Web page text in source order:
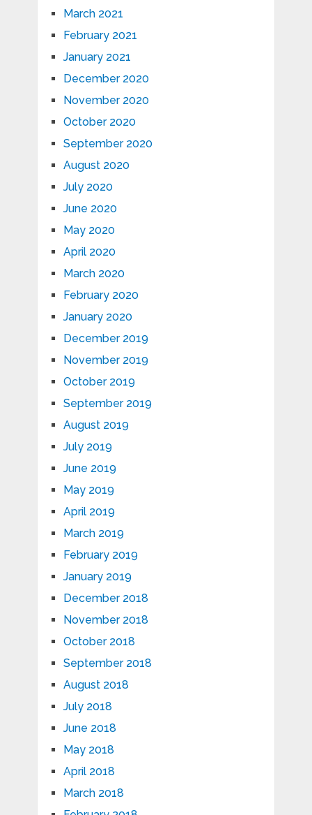
March 2021
February 2021
January 2021
December 2020
November 2020
October 2020
September 2020
August 2020
July 2020
June 2020
May 2020
April 2020
March 2020
February 2020
January 2020
December 2019
November 2019
October 2019
September 2019
August 2019
July 2019
June 2019
May 2019
April 2019
March 2019
February 2019
January 2019
December 2018
November 2018
October 2018
September 2018
August 2018
July 2018
June 2018
May 2018
April 2018
March 2018